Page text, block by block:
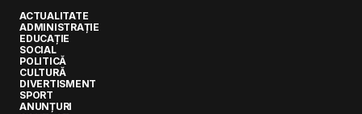
ACTUALITATE
ADMINISTRAȚIE
EDUCAȚIE
SOCIAL
POLITICĂ
CULTURĂ
DIVERTISMENT
SPORT
ANUNȚURI